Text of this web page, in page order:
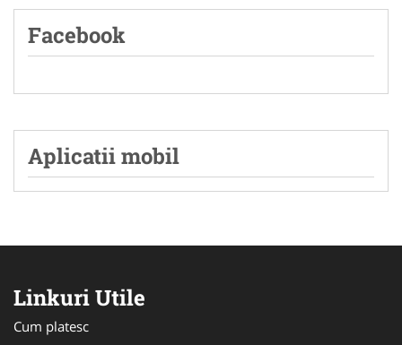
Facebook
Aplicatii mobil
Linkuri Utile
Cum platesc